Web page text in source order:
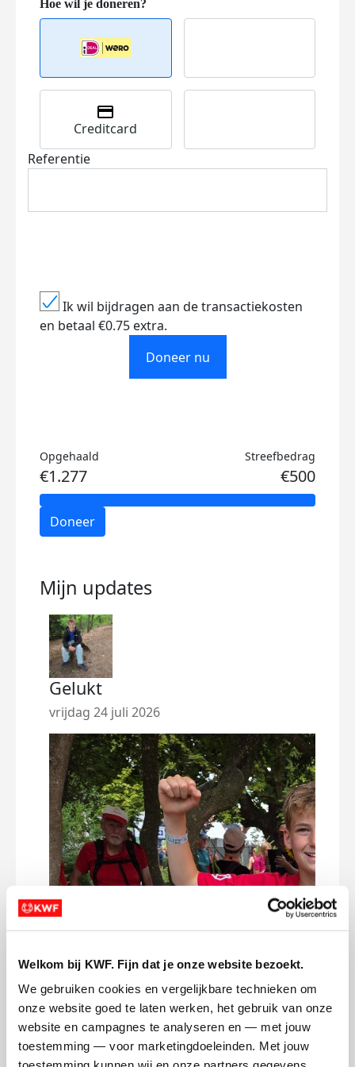
Welkom bij KWF. Fijn dat je onze website bezoekt.
We gebruiken cookies en vergelijkbare technieken om
onze website goed te laten werken, het gebruik van onze
website en campagnes te analyseren en — met jouw
toestemming — voor marketingdoeleinden. Met jouw
Creditcard
Referentie
Ik wil bijdragen aan de transactiekosten
en betaal €0.75 extra.
Doneer nu
Opgehaald
€1.277
Streefbedrag
€500
Doneer
Mijn updates
Gelukt
vrijdag 24 juli 2026